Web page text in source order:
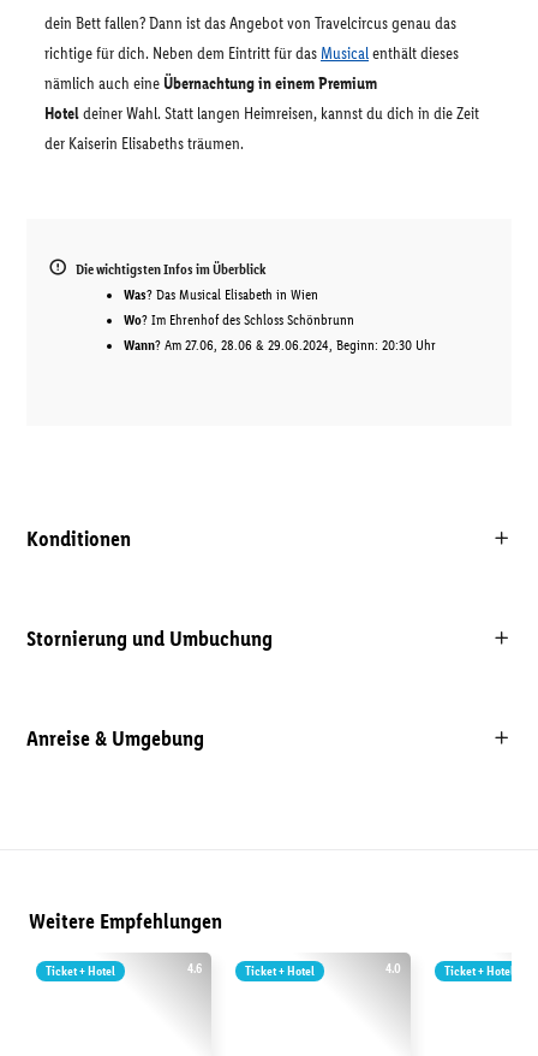
dein Bett fallen? Dann ist das Angebot von Travelcircus genau das
richtige für dich. Neben dem Eintritt für das Musicalenthält dieses
nämlich auch eine Übernachtung in einem Premium
Hoteldeiner Wahl. Statt langen Heimreisen, kannst du dich in die Zeit
der Kaiserin Elisabeths träumen.
Die wichtigsten Infos im Überblick
Was? Das Musical Elisabeth in Wien
Wo? Im Ehrenhof des Schloss Schönbrunn
Wann? Am 27.06, 28.06 & 29.06.2024, Beginn: 20:30 Uhr
Konditionen
Stornierung und Umbuchung
Anreise & Umgebung
Weitere Empfehlungen
4.6
Ticket + Hotel 4.0
Ticket + Hotel Ticket + Hotel